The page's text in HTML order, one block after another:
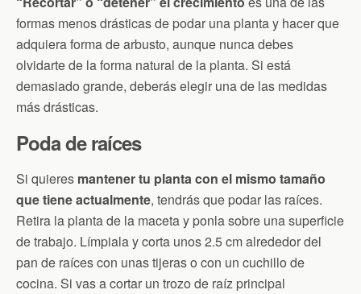
formas menos drásticas de podar una planta y hacer que
adquiera forma de arbusto, aunque nunca debes
olvidarte de la forma natural de la planta. Si está
demasiado grande, deberás elegir una de las medidas
más drásticas.
Poda de raíces
Si quieres mantener tu planta con el mismo tamaño
que tiene actualmente, tendrás que podar las raíces.
Retira la planta de la maceta y ponla sobre una superficie
de trabajo. Límpiala y corta unos 2.5 cm alrededor del
pan de raíces con unas tijeras o con un cuchillo de
cocina. Si vas a cortar un trozo de raíz principal